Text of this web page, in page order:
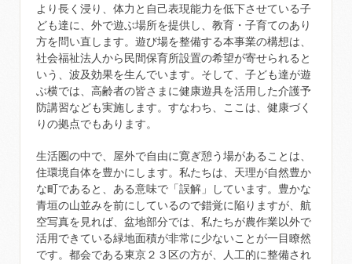
より長く浸り、体力と自己表現能力を低下させている子
ども達に、外で遊ぶ場所を提供し、教育・子育てのあり
方を問い直します。遊び場を整備する本事業の構想は、
社会福祉法人から民間保育所設置の希望が寄せられると
いう、波及効果を生んでいます。そして、子ども達が遊
ぶ横では、高齢者の皆さまに健康遊具を活用した介護予
防講習なども実施します。すなわち、ここは、健康づく
りの拠点でもあります。
生活圏の中で、屋外で自由に寛ぎ憩う場があることは、
住環境自体を豊かにします。私たちは、天理が自然豊か
な町であると、ある意味で「誤解」しています。豊かな
青垣の山並みを前にしているので錯覚に陥りますが、航
空写真を見れば、盆地部分では、私たちが農作業以外で
活用できている緑地面積が非常に少ないことが一目瞭然
です。都会である東京２３区の方が、人工的に整備され